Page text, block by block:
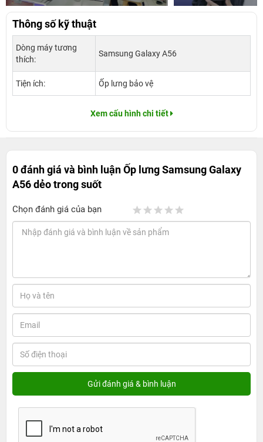
Thông số kỹ thuật
Dòng máy tương
thích:
Samsung Galaxy A56
Tiện ích: Ốp lưng bảo vệ
Xem cấu hình chi tiết
0 đánh giá và bình luậnỐp lưng Samsung Galaxy
A56 dẻo trong suốt
Chọn đánh giá của bạn